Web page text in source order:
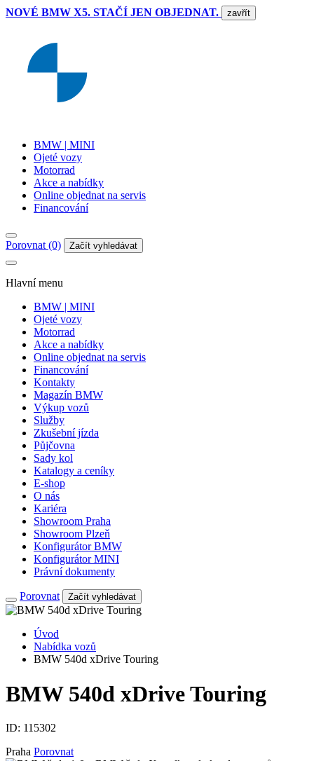
NOVÉ BMW X5. STAČÍ JEN OBJEDNAT. zavřít
BMW | MINI
Ojeté vozy
Motorrad
Akce a nabídky
Online objednat na servis
Financování
Porovnat (0) Začít vyhledávat
Hlavní menu
BMW | MINI
Ojeté vozy
Motorrad
Akce a nabídky
Online objednat na servis
Financování
Kontakty
Magazín BMW
Výkup vozů
Služby
Zkušební jízda
Půjčovna
Sady kol
Katalogy a ceníky
E-shop
O nás
Kariéra
Showroom Praha
Showroom Plzeň
Konfigurátor BMW
Konfigurátor MINI
Právní dokumenty
Porovnat Začít vyhledávat
Úvod
Nabídka vozů
BMW 540d xDrive Touring
BMW 540d xDrive Touring
ID: 115302
Praha Porovnat